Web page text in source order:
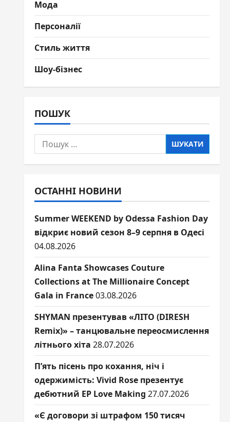
Мода
Персоналії
Стиль життя
Шоу-бізнес
ПОШУК
Пошук:
ОСТАННІ НОВИНИ
Summer WEEKEND by Odessa Fashion Day
відкриє новий сезон 8–9 серпня в Одесі
04.08.2026
Alina Fanta Showcases Couture
Collections at The Millionaire Concept
Gala in France03.08.2026
SHYMAN презентував «ЛІТО (DIRESH
Remix)» – танцювальне переосмислення
літнього хіта 28.07.2026
П’ять пісень про кохання, ніч і
одержимість: Vivid Rose презентує
дебютний EP Love Making 27.07.2026
«Є договори зі штрафом 150 тисяч